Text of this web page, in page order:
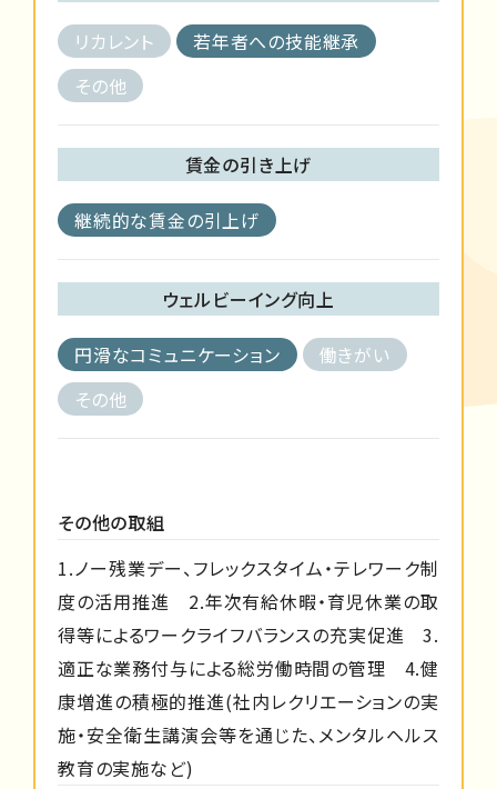
リカレント
若年者への技能継承
その他
賃金の引き上げ
継続的な賃金の引上げ
ウェルビーイング向上
円滑なコミュニケーション
働きがい
その他
その他の取組
1.ノー残業デー、フレックスタイム・テレワーク制
度の活用推進 2.年次有給休暇・育児休業の取
得等によるワークライフバランスの充実促進 3.
適正な業務付与による総労働時間の管理 4.健
康増進の積極的推進(社内レクリエーションの実
施・安全衛生講演会等を通じた、メンタルヘルス
教育の実施など)